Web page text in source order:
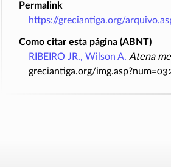
Permalink
https://greciantiga.org/
Como citar esta página (ABNT)
RIBEIRO JR., Wilson A. Atena
greciantiga.org/